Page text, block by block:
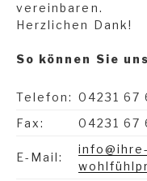
vereinbaren.
Herzlichen Dank!
So können Sie
Telefon: 04231 67
Fax:
04231 67
E-Mail: